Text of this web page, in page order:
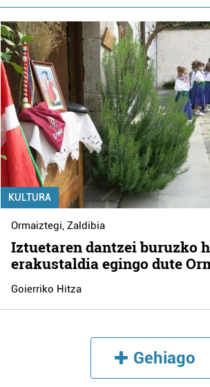
KULTURA
Ormaiztegi ,Zaldibia
Iztuetaren dantzei buruzko
erakustaldia egingo dute
Goierriko Hitza
Gehiago